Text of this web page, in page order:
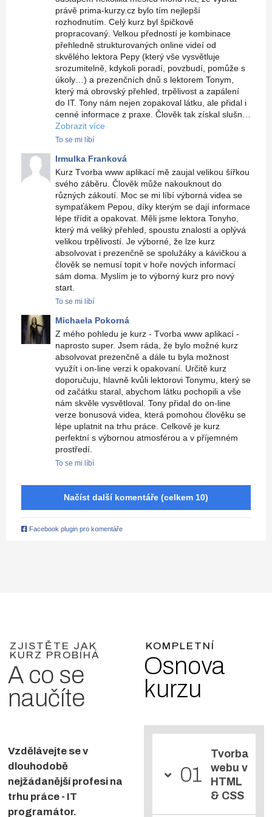
právě prima-kurzy.cz bylo tím nejlepší
rozhodnutím. Celý kurz byl špičkově
propracovaný. Velkou předností je kombinace
přehledně strukturovaných online videí od
skvělého lektora Pepy (který vše vysvětluje
srozumitelně, kdykoli poradí, povzbudí, pomůže s
úkoly…) a prezenčních dnů s lektorem Tonym,
který má obrovský přehled, trpělivost a zapálení
do IT. Tony nám nejen zopakoval látku, ale přidal i
cenné informace z praxe. Člověk tak získal slušn…
Zobrazit více
To se mi líbí
Irmulka Franková
Kurz Tvorba www aplikací mě zaujal velikou šířkou
svého záběru. Člověk může nakouknout do
různých zákoutí. Moc se mi líbí výborná videa se
sympaťákem Pepou, díky kterým se dají informace
lépe třídit a opakovat. Měli jsme lektora Tonyho,
který má veliký přehled, spoustu znalostí a oplývá
velikou trpělivostí. Je výborné, že lze kurz
absolvovat i prezenčně se spolužáky a kávičkou a
člověk se nemusí topit v hoře nových informací
sám doma. Myslím je to výborný kurz pro nový
start.
To se mi líbí
Michaela Pokorná
Z mého pohledu je kurz - Tvorba www aplikací -
naprosto super. Jsem ráda, že bylo možné kurz
absolvovat prezenčně a dále tu byla možnost
využít i on-line verzi k opakovaní. Určitě kurz
doporučuju, hlavně kvůli lektorovi Tonymu, který se
od začátku staral, abychom látku pochopili a vše
nám skvěle vysvětloval. Tony přidal do on-line
verze bonusová videa, která pomohou člověku se
lépe uplatnit na trhu práce. Celkově je kurz
perfektní s výbornou atmosférou a v příjemném
prostředí.
To se mi líbí
Načíst další komentáře (celkem 10)
Facebook plugin pro komentáře
ZJISTĚTE JAK
KURZ PROBÍHÁ
A co se
naučíte
Vzdělávejte se v
dlouhodobě
nejžádanější profesi na
trhu práce - IT
programátor.
KOMPLETNÍ
Osnova
kurzu
01
Tvorba
webu v
HTML
& CSS